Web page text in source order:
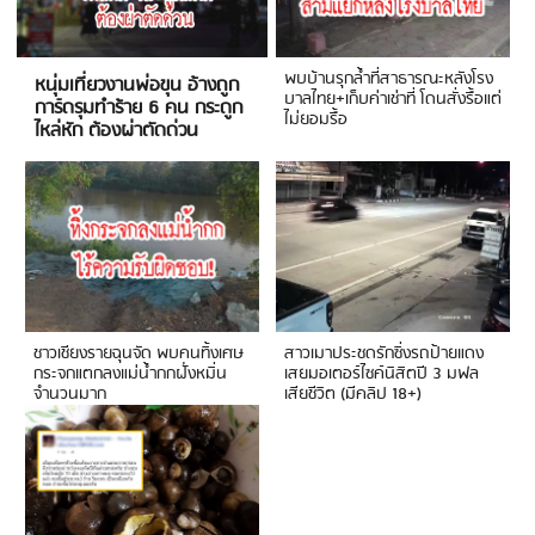
หนุ่มเที่ยวงานพ่อขุน อ้างถูก
การ์ดรุมทำร้าย 6 คน กระดูก
ไหล่หัก ต้องผ่าตัดด่วน
พบบ้านรุกล้ำที่สาธารณะหลังโรง
บาลไทย+เก็บค่าเช่าที่ โดนสั่งรื้อแต่
ไม่ยอมรื้อ
ชาวเชียงรายฉุนจัด พบคนทิ้งเศษ
กระจกแตกลงแม่น้ำกกฝั่งหมิ่น
จำนวนมาก
สาวเมาประชดรักซิ่งรถป้ายแดง
เสยมอเตอร์ไซค์นิสิตปี 3 มฟล
เสียชีวิต (มีคลิป 18+)